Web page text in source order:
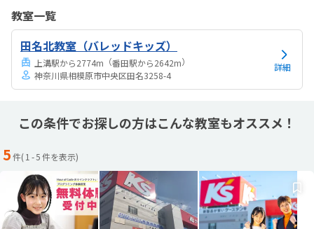
コマの教室に、８～10人ほど座席だったように思います。入口では靴
を履き替えて、スリッパをはくようになっていました。回数は選択可
能とのこと。また、振替もできるというお話でした。料金は、プログ
ラミング教室自体が他の習い事に比べて高額なので、平...
教室一覧
田名北教室（バレッドキッズ）
上溝駅から2774m （番田駅から2642m）
神奈川県相模原市中央区田名3258-4
詳細
この条件でお探しの方はこんな教室もオススメ！
5件(1 -5件を表示)